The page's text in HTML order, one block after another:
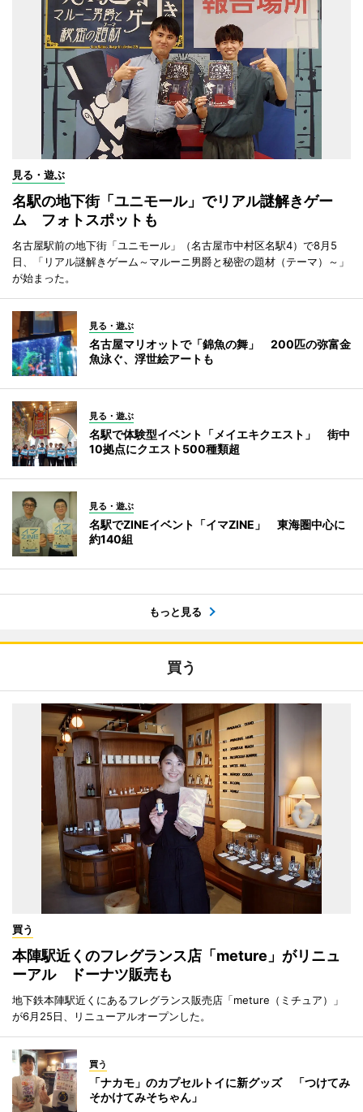
見る・遊ぶ
名駅の地下街「ユニモール」でリアル謎解きゲー
ム フォトスポットも
名古屋駅前の地下街「ユニモール」（名古屋市中村区名駅4）で8月5
日、「リアル謎解きゲーム～マルーニ男爵と秘密の題材（テーマ）～」
が始まった。
見る・遊ぶ
名古屋マリオットで「錦魚の舞」 200匹の弥富金
魚泳ぐ、浮世絵アートも
見る・遊ぶ
名駅で体験型イベント「メイエキクエスト」 街中
10拠点にクエスト500種類超
見る・遊ぶ
名駅でZINEイベント「イマZINE」 東海圏中心に
約140組
もっと見る
買う
買う
本陣駅近くのフレグランス店「meture」がリニュ
ーアル ドーナツ販売も
地下鉄本陣駅近くにあるフレグランス販売店「meture（ミチュア）」
が6月25日、リニューアルオープンした。
買う
「ナカモ」のカプセルトイに新グッズ 「つけてみ
そかけてみそちゃん」